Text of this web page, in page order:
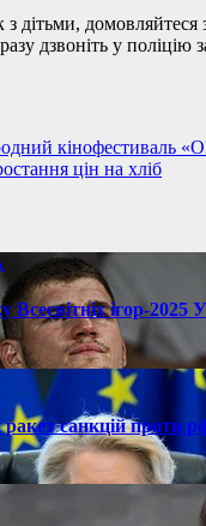
з дітьми,
дзвоніть у
кінофестиваль
цін на хліб
ігор-2025
санкцій проти